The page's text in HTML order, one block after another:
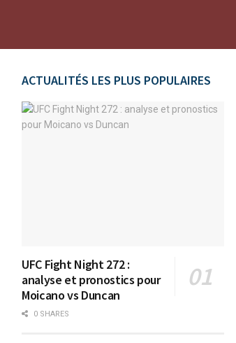
ACTUALITÉS LES PLUS POPULAIRES
UFC Fight Night 272 :
analyse et pronostics pour
Moicano vs Duncan
0 SHARES